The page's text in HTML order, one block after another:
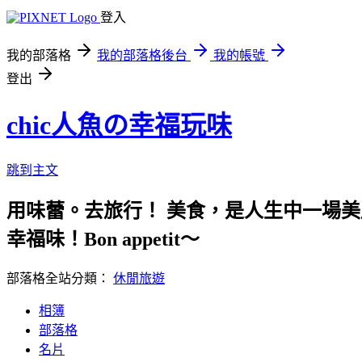
登入
我的部落格 我的部落格後台
我的帳號
登出
chic人魚の幸福玩味
跳到主文
用味蕾。去旅行！ 美食，是
幸福味！Bon appetit～
部落格全站分類： 休閒旅遊
相簿
部落格
名片